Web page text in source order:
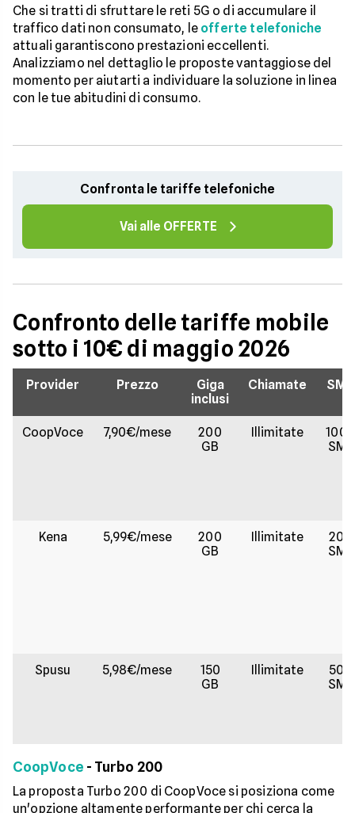
Che si tratti di sfruttare le reti 5G o di accumulare il
traffico dati non consumato, le offerte telefoniche
attuali garantiscono prestazioni eccellenti.
Analizziamo nel dettaglio le proposte vantaggiose del
momento per aiutarti a individuare la soluzione in linea
con le tue abitudini di consumo.
Confronta le tariffe telefoniche
Vai alle OFFERTE
Confronto delle tariffe mobile
sotto i 10€ di maggio 2026
Provider Prezzo
Giga
inclusi
Chiamate SMS
CoopVoce 7,90€/mese
200
GB
Illimitate
1000
SMS
Kena 5,99€/mese
200
GB
Illimitate
200
SMS
Spusu 5,98€/mese
150
GB
Illimitate
500
SMS
CoopVoce - Turbo 200
La proposta Turbo 200 di CoopVoce si posiziona come
un'opzione altamente performante per chi cerca la